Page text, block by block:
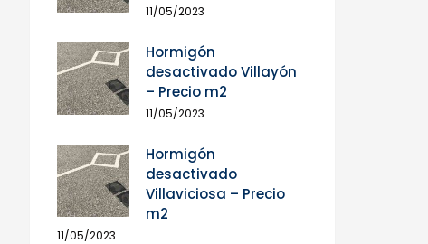
11/05/2023
Hormigón
desactivado Villayón
– Precio m2
11/05/2023
Hormigón
desactivado
Villaviciosa – Precio
m2
11/05/2023